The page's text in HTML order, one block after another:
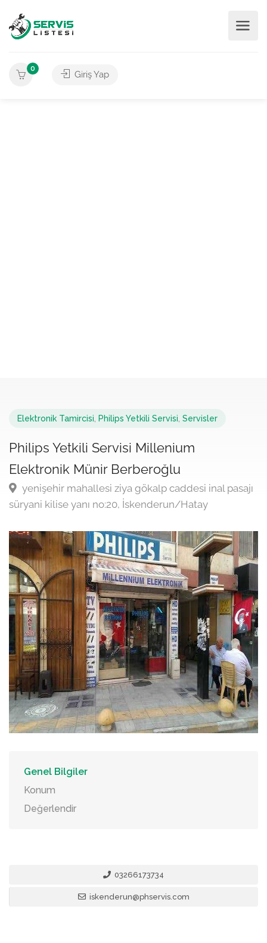
0
Giriş Yap
Elektronik Tamircisi Philips Yetkili Servisi Servisler
Philips Yetkili Servisi Millenium
Elektronik Münir Berberoğlu
yenişehir mahallesi ziya gökalp caddesi inal pasajı
süryani kilise yanı no:20, İskenderun/Hatay
Genel Bilgiler
Konum
Değerlendir
03266173734
iskenderun@phservis.com